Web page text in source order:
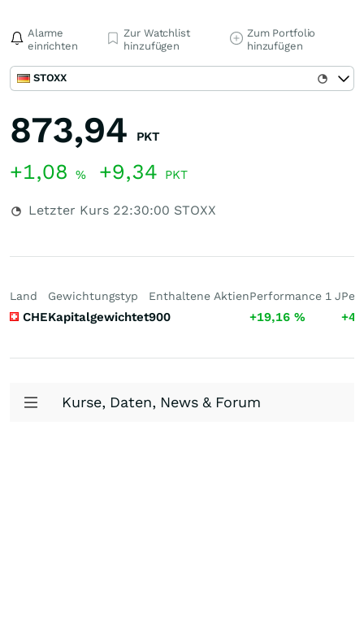
Alarme
einrichten
Zur Watchlist
hinzufügen
Zum Portfolio
hinzufügen
STOXX
873,94 PKT
+1,08 % +9,34 PKT
Letzter Kurs 22:30:00 STOXX
Land
CHE
Gewichtungstyp
Kapitalgewichtet
Enthaltene Aktien
900
Performance 1 J
+19,16 %
Kurse, Daten, News & Forum